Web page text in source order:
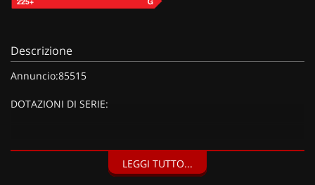
Descrizione
Annuncio:85515
DOTAZIONI DI SERIE:
Grigio Scuro Metallizzato, Kit riparazione pneumatici (20 EUR),
LEGGI TUTTO...